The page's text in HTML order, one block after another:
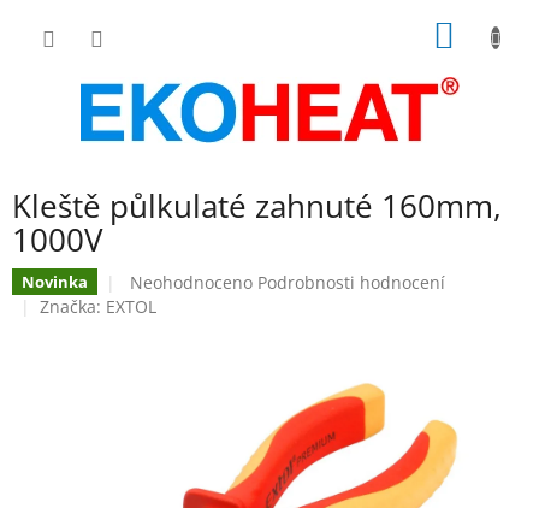
Kleště půlkulaté zahnuté 160mm,
1000V
Novinka
Průměrné
hodnocení
Neohodnoceno Podrobnosti hodnocení
Značka: EXTOL